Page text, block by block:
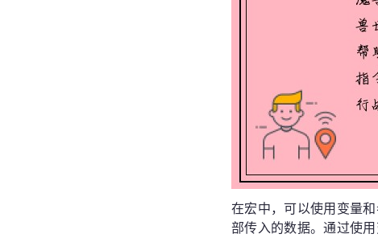
在宏中，可以使用变量
部传入的数据。通过使